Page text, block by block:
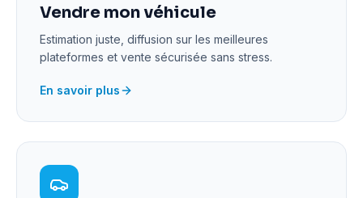
Vendre mon véhicule
Estimation juste, diffusion sur les meilleures
plateformes et vente sécurisée sans stress.
En savoir plus